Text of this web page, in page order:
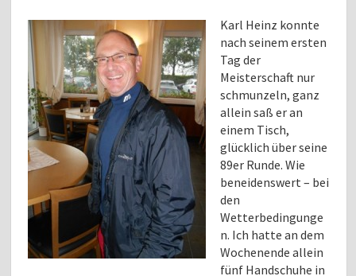
Karl Heinz konnte
nach seinem ersten
Tag der
Meisterschaft nur
schmunzeln, ganz
allein saß er an
einem Tisch,
glücklich über seine
89er Runde. Wie
beneidenswert – bei
den
Wetterbedingunge
n. Ich hatte an dem
Wochenende allein
fünf Handschuhe in